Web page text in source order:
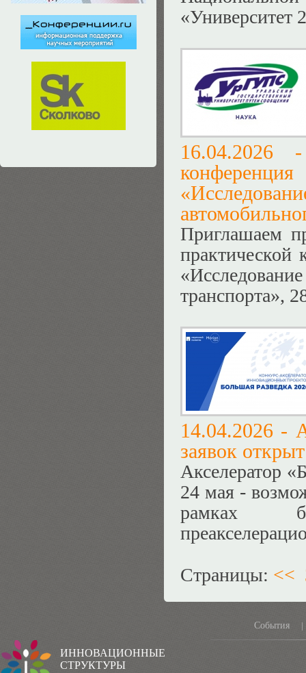
«Университет
Приглашаем
транспорта»,
14.04.2026 -
заявок
Акселератор
24 мая -
рамках
Страницы: <<
События |
ИННОВАЦИОННЫЕ
СТРУКТУРЫ